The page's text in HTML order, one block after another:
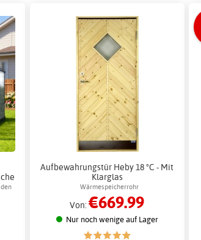
Aufbewahrungstür Heby 18 °C - Mit
Klarglas
Wärmespeicherrohr
Von:€669.99
Nur noch wenige auf Lager